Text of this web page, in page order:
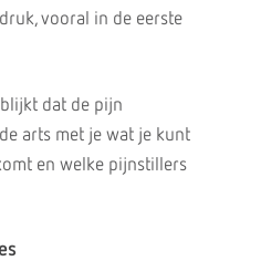
vooral in de eerste
dat de pijn
arts met je wat je kunt
en welke pijnstillers